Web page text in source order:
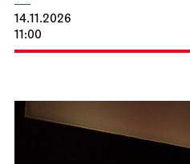
14.11.2026
11:00